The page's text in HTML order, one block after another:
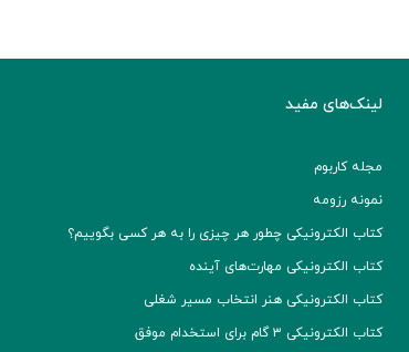
لینک‌های مفید
مجله کاربوم
نمونه رزومه
کتاب الکترونیکی چطور هر چیزی را به هر کسی بگوییم؟
کتاب الکترونیکی مهارت‌های آینده
کتاب الکترونیکی هنر انتخاب مسیر شغلی
کتاب الکترونیکی ۳ گام برای استخدام موفق